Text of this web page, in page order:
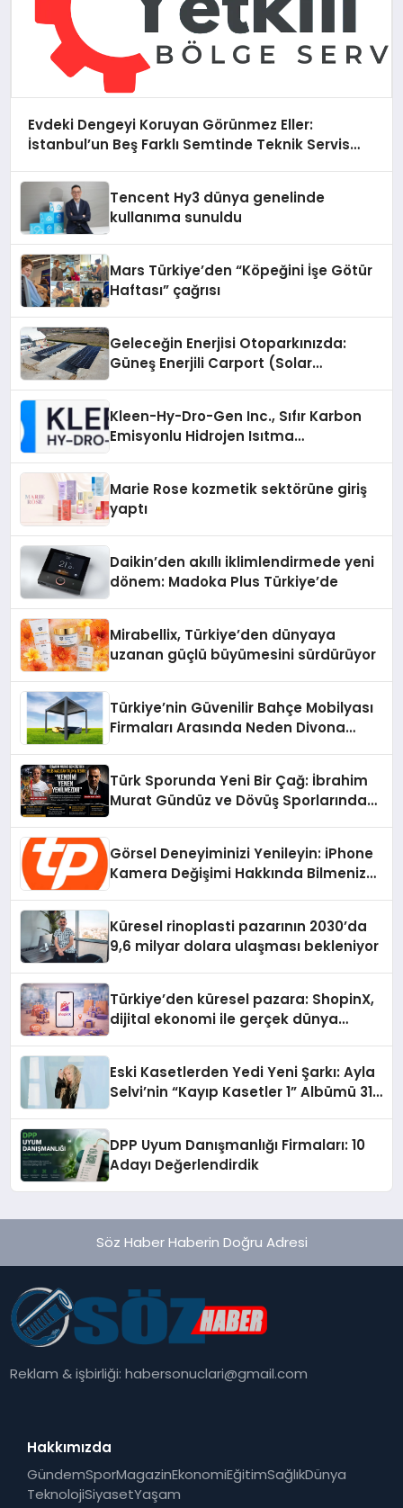
Evdeki Dengeyi Koruyan Görünmez Eller:
İstanbul’un Beş Farklı Semtinde Teknik Servis
Tencent Hy3 dünya genelinde
kullanıma sunuldu
Mars Türkiye’den “Köpeğini İşe Götür
Haftası” çağrısı
Geleceğin Enerjisi Otoparkınızda:
Güneş Enerjili Carport (Solar
Kleen-Hy-Dro-Gen Inc., Sıfır Karbon
Emisyonlu Hidrojen Isıtma
Marie Rose kozmetik sektörüne giriş
yaptı
Daikin’den akıllı iklimlendirmede yeni
dönem: Madoka Plus Türkiye’de
Mirabellix, Türkiye’den dünyaya
uzanan güçlü büyümesini sürdürüyor
Türkiye’nin Güvenilir Bahçe Mobilyası
Firmaları Arasında Neden Divona
Türk Sporunda Yeni Bir Çağ: İbrahim
Murat Gündüz ve Dövüş Sporlarında
Görsel Deneyiminizi Yenileyin: iPhone
Kamera Değişimi Hakkında Bilmeniz
Küresel rinoplasti pazarının 2030’da
9,6 milyar dolara ulaşması bekleniyor
Türkiye’den küresel pazara: ShopinX,
dijital ekonomi ile gerçek dünya
Eski Kasetlerden Yedi Yeni Şarkı: Ayla
Selvi’nin “Kayıp Kasetler 1” Albümü 31
DPP Uyum Danışmanlığı Firmaları: 10
Adayı Değerlendirdik
Söz Haber Haberin Doğru Adresi
Reklam & işbirliği:habersonuclari@gmail.com
Hakkımızda
GündemSporMagazinEkonomiEğitimSağlıkDünya
TeknolojiSiyasetYaşam